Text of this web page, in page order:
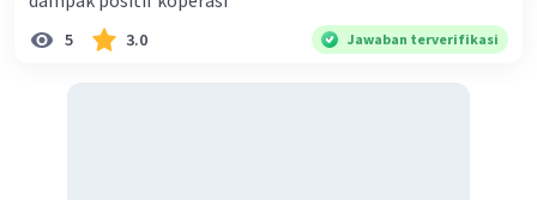
Barang produksi: jenis alat pemuas kebutuhan yang
5 3.0 Jawaban terverifikasi